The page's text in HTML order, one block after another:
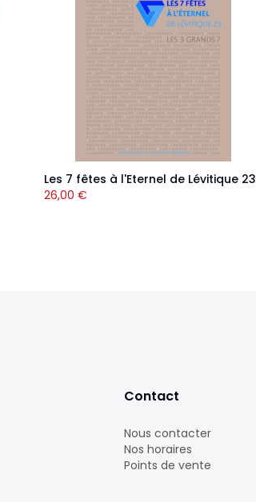
Les 7 fêtes à l'Eternel de Lévitique 23
26,00 €
Contact
Nous contacter
Nos horaires
Points de vente